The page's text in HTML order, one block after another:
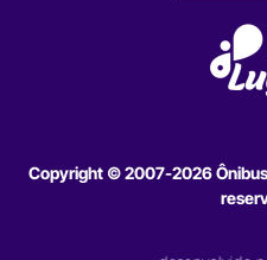
Copyright © 2007-2026